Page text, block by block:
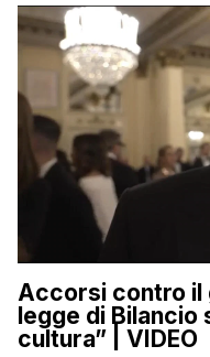
Accorsi contro il
legge di Bilancio
cultura” | VIDEO